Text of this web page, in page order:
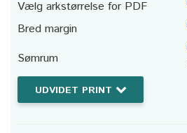
Vælg arkstørrelse for PDF
Bred margin
Sømrum
UDVIDET PRINT